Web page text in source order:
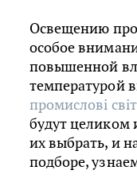
Освещению
особое
повышенной
температурой
промислові
будут целиком
их выбрать, и
подборе,